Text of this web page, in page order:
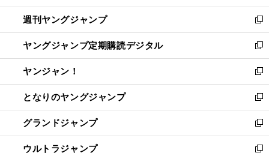
開
く
ウ
で
開
く
ン
ド
ウ
で
開
く
ウ
ィ
ン
ド
ウ
で
開
く
週刊ヤングジャンプ
新
し
い
ウ
ィ
ン
ド
ウ
で
開
く
ヤングジャンプ定期購読デジタル
新
し
い
ウ
ィ
ン
ド
ウ
で
ヤンジャン！
新
し
い
ウ
ィ
ン
ド
となりのヤングジャンプ
新
し
い
ウ
ィ
グランドジャンプ
新
し
い
ウルトラジャンプ
新